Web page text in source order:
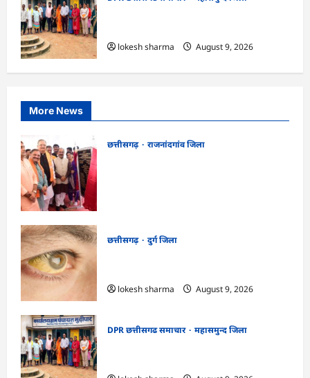
lokesh sharma
August 9, 2026
More News
छत्तीसगढ़
राजनांदगांव जिला
छत्तीसगढ़
दुर्ग जिला
lokesh sharma
August 9, 2026
DPR छत्तीसगढ समाचार
महासमुन्द जिला